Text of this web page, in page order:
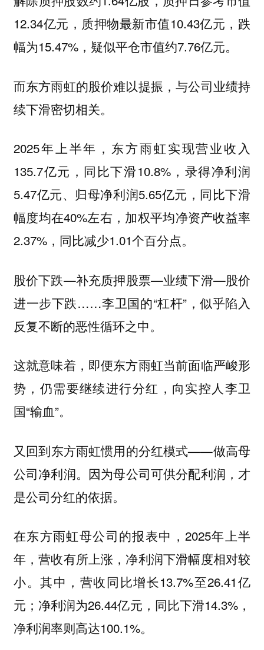
12.34亿元，质押物最新市值10.43亿元，跌
幅为15.47%，疑似平仓市值约7.76亿元。
而东方雨虹的股价难以提振，与公司业绩持
续下滑密切相关。
2025年上半年，东方雨虹实现营业收入
135.7亿元，同比下滑10.8%，录得净利润
5.47亿元、归母净利润5.65亿元，同比下滑
幅度均在40%左右，加权平均净资产收益率
2.37%，同比减少1.01个百分点。
股价下跌—补充质押股票—业绩下滑—股价
进一步下跌……李卫国的“杠杆”，似乎陷入
反复不断的恶性循环之中。
这就意味着，即便东方雨虹当前面临严峻形
势，仍需要继续进行分红，向实控人李卫
国“输血”。
又回到东方雨虹惯用的分红模式——做高母
公司净利润。 因为母公司可供分配利润，才
是公司分红的依据。
在东方雨虹母公司的报表中，2025年上半
年，营收有所上涨，净利润下滑幅度相对较
小。其中，营收同比增长13.7%至26.41亿
元；净利润为26.44亿元，同比下滑14.3%，
净利润率则高达100.1%。